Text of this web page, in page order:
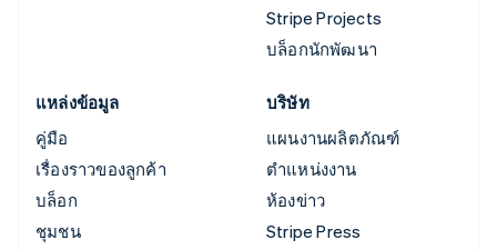
Stripe Projects
บล็อกนักพัฒนา
แหล่งข้อมูล
คู่มือ
เรื่องราวของลูกค้า
บล็อก
ชุมชน
บริษัท
แผนงานผลิตภัณฑ์
ตำแหน่งงาน
ห้องข่าว
Stripe Press